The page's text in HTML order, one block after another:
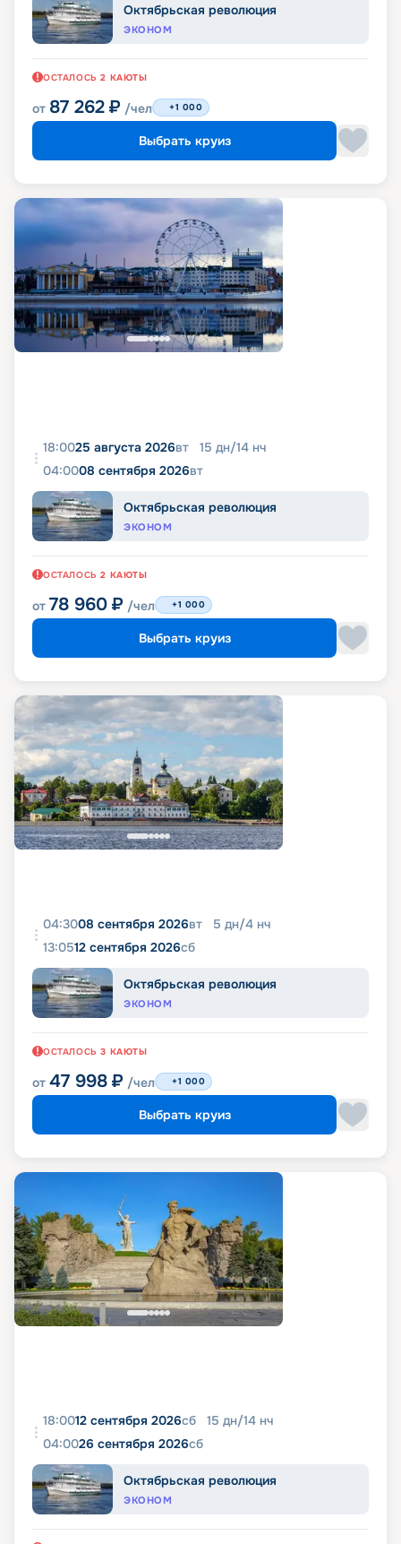
Октябрьская революция
ЭКОНОМ
ОСТАЛОСЬ 2 КАЮТЫ
от 87 262 ₽ /чел +1 000
Выбрать круиз
18:0025 августа 2026вт 15 дн/14 нч
04:0008 сентября 2026вт
Октябрьская революция
ЭКОНОМ
ОСТАЛОСЬ 2 КАЮТЫ
от 78 960 ₽ /чел +1 000
Выбрать круиз
04:3008 сентября 2026вт 5 дн/4 нч
13:0512 сентября 2026сб
Октябрьская революция
ЭКОНОМ
ОСТАЛОСЬ 3 КАЮТЫ
от 47 998 ₽ /чел +1 000
Выбрать круиз
18:0012 сентября 2026сб 15 дн/14 нч
04:0026 сентября 2026сб
Октябрьская революция
ЭКОНОМ